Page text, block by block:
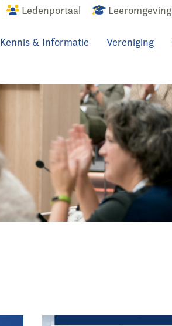
Ledenportaal Leeromgeving
Kennis & Informatie Vereniging